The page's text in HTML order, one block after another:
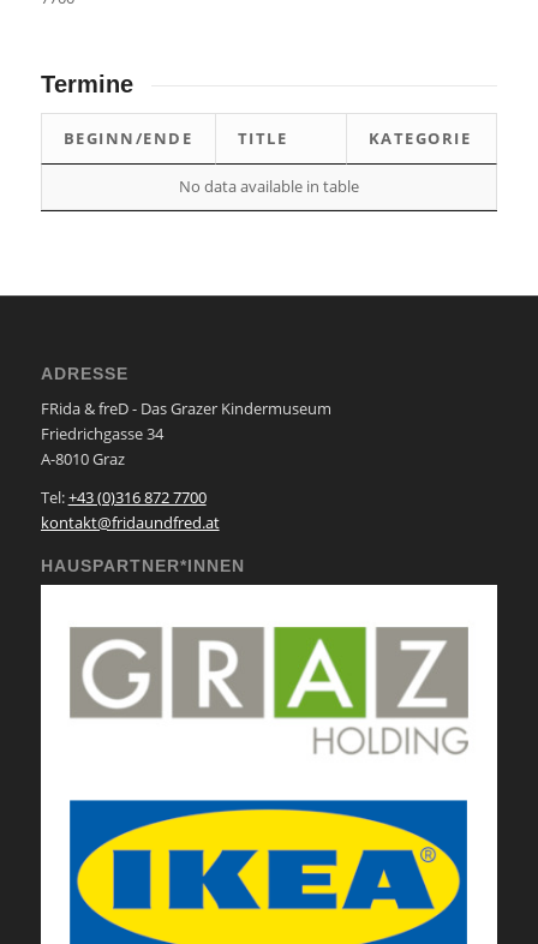
Termine
BEGINN/ENDE TITLE KATEGORIE
No data available in table
ADRESSE
FRida & freD - Das Grazer Kindermuseum
Friedrichgasse 34
A-8010 Graz
Tel:+43 (0)316 872 7700
kontakt@fridaundfred.at
HAUSPARTNER*INNEN